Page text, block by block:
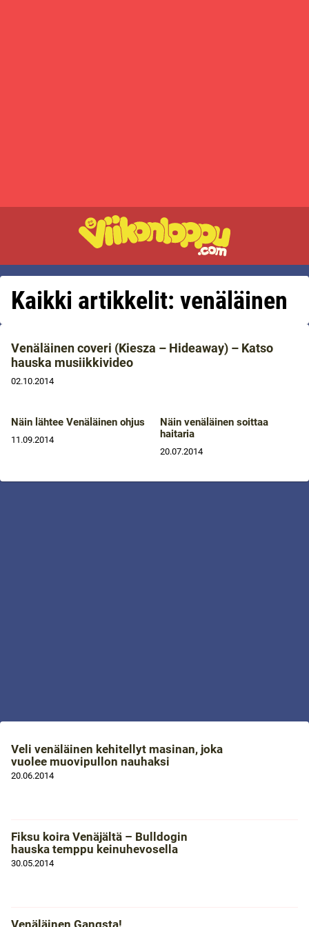
Kaikki artikkelit: venäläinen
Venäläinen coveri (Kiesza – Hideaway) – Katso
hauska musiikkivideo
02.10.2014
Näin lähtee Venäläinen ohjus
11.09.2014
Näin venäläinen soittaa
haitaria
20.07.2014
Veli venäläinen kehitellyt masinan, joka
vuolee muovipullon nauhaksi
20.06.2014
Fiksu koira Venäjältä – Bulldogin
hauska temppu keinuhevosella
30.05.2014
Venäläinen Gangsta!